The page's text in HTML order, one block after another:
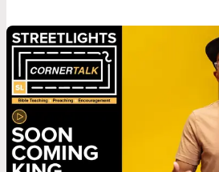
to anyone who has experienced intense